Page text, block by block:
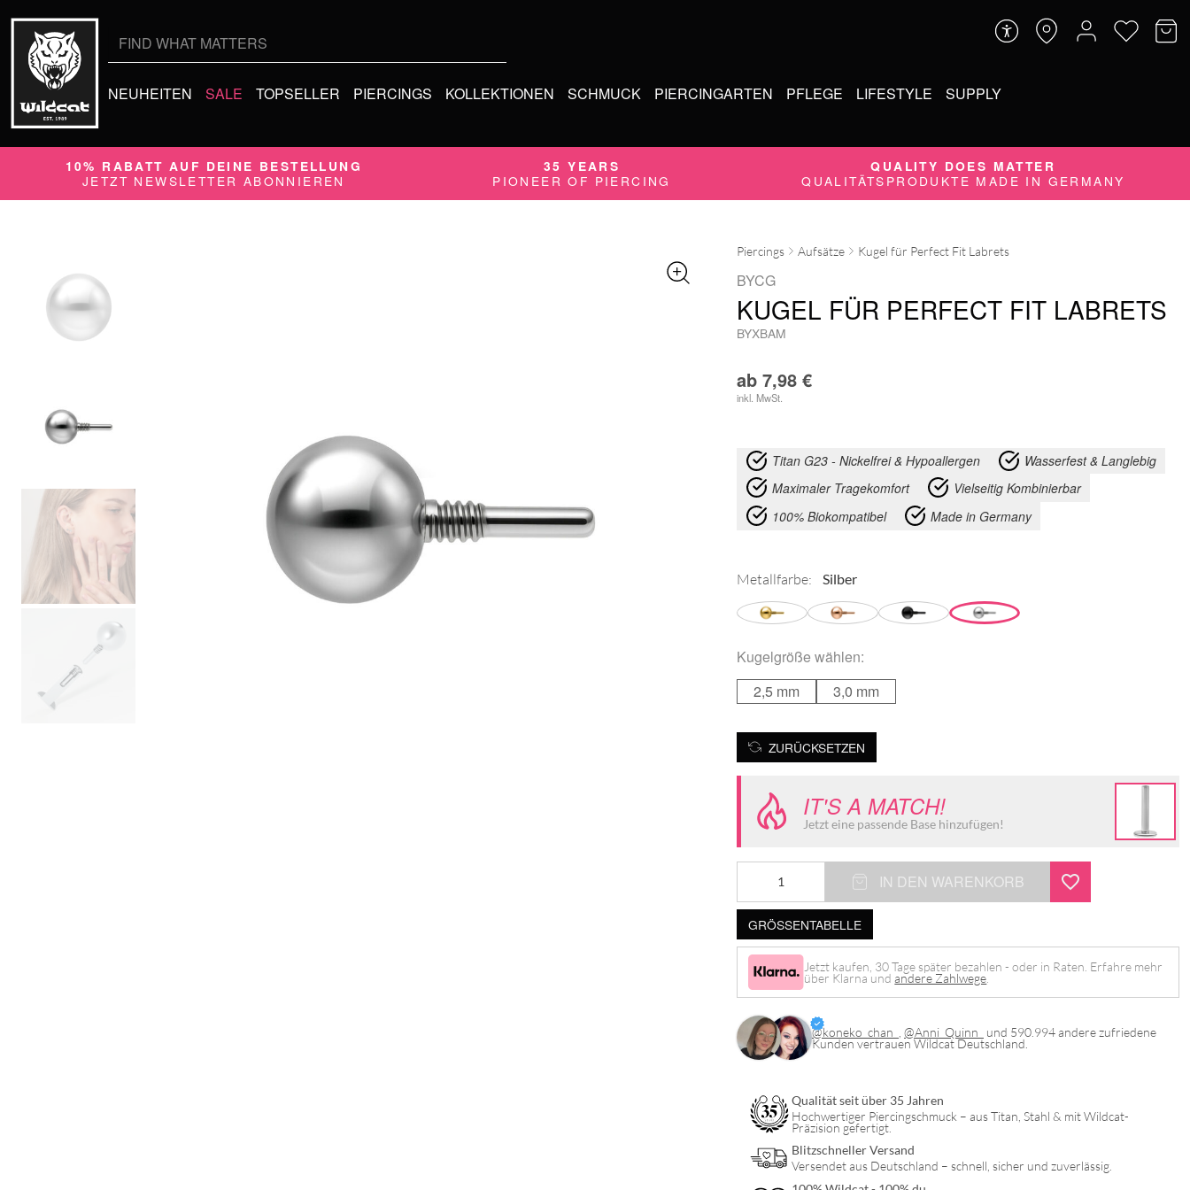
NEUHEITEN SALE TOPSELLER PIERCINGS KOLLEKTIONEN SCHMUCK PIERCINGARTEN PFLEGE LIFESTYLE SUPPLY
10% RABATT AUF DEINE BESTELLUNG
JETZT NEWSLETTER ABONNIEREN
35 YEARS
PIONEER OF PIERCING
QUALITY DOES MATTER
QUALITÄTSPRODUKTE MADE IN GERMANY
Piercings Aufsätze Kugel für Perfect Fit Labrets
BYCG
KUGEL FÜR PERFECT FIT LABRETS
BYXBAM
ab 7,98 €
inkl. MwSt.
Titan G23 - Nickelfrei & Hypoallergen
Wasserfest & Langlebig
Maximaler Tragekomfort
Vielseitig Kombinierbar
100% Biokompatibel
Made in Germany
Metallfarbe:
Kugelgröße wählen:
2,5 mm
3,0 mm
ZURÜCKSETZEN
IT'S A MATCH!
Jetzt eine passende Base hinzufügen!
IN DEN WARENKORB
GRÖSSENTABELLE
Jetzt kaufen, 30 Tage später bezahlen - oder in Raten. Erfahre mehr
über Klarna undandere Zahlwege
@koneko_chan_ @Anni_Quinn_ und 590.994 andere zufriedene
Kunden vertrauen Wildcat Deutschland.
Qualität seit über 35 Jahren
Hochwertiger Piercingschmuck – aus Titan, Stahl & mit Wildcat-
Präzision gefertigt.
Blitzschneller Versand
Versendet aus Deutschland – schnell, sicher und zuverlässig.